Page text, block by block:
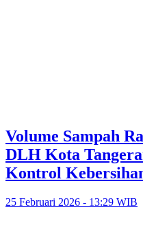
Volume Sampah
DLH Kota
Kontrol
25 Februari 2026 - 13:29 WIB